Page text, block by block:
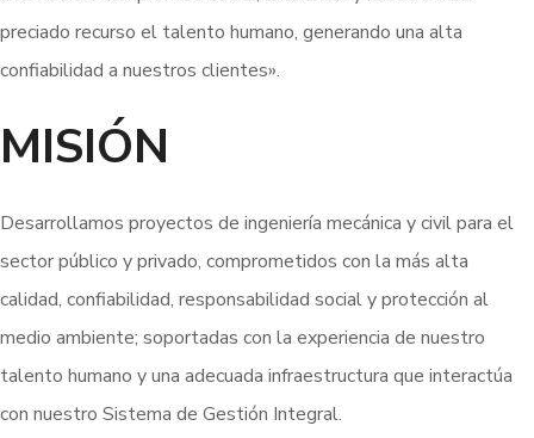
preciado recurso el talento humano, generando una alta
confiabilidad a nuestros clientes».
MISIÓN
Desarrollamos proyectos de ingeniería mecánica y civil para el
sector público y privado, comprometidos con la más alta
calidad, confiabilidad, responsabilidad social y protección al
medio ambiente; soportadas con la experiencia de nuestro
talento humano y una adecuada infraestructura que interactúa
con nuestro Sistema de Gestión Integral.